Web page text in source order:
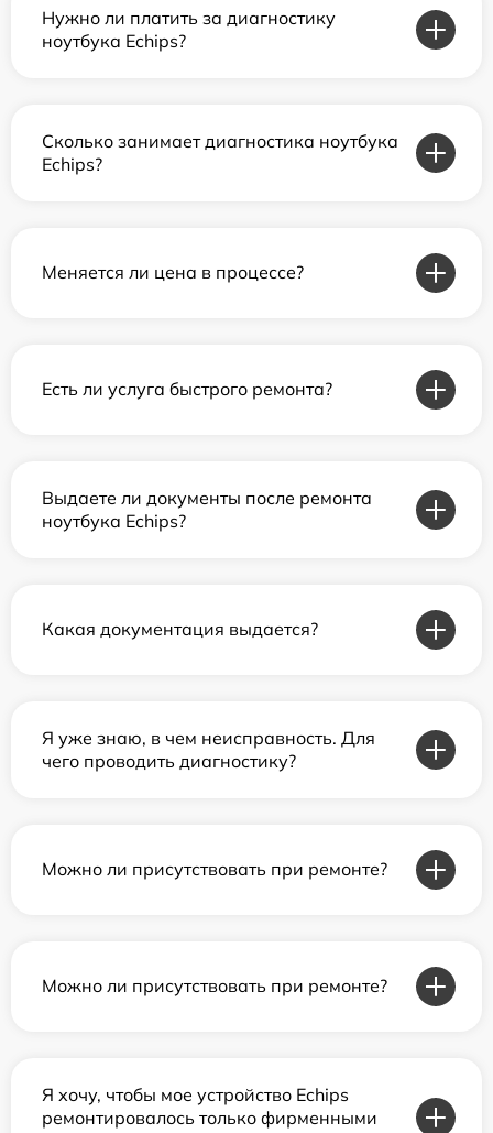
Нужно ли платить за диагностику
ноутбука Echips?
Сколько занимает диагностика ноутбука
Echips?
Меняется ли цена в процессе?
Есть ли услуга быстрого ремонта?
Выдаете ли документы после ремонта
ноутбука Echips?
Какая документация выдается?
Я уже знаю, в чем неисправность. Для
чего проводить диагностику?
Можно ли присутствовать при ремонте?
Можно ли присутствовать при ремонте?
Я хочу, чтобы мое устройство Echips
ремонтировалось только фирменными